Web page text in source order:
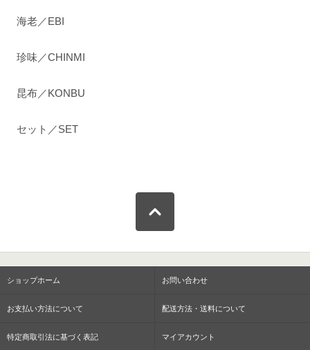
海老／EBI
珍味／CHINMI
昆布／KONBU
セット／SET
ショップホーム お問い合わせ
お支払い方法について 配送方法・送料について
特定商取引法に基づく表記 マイアカウント